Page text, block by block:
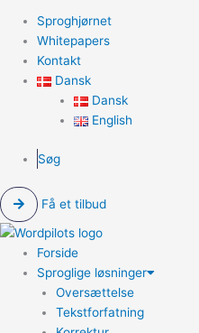
Sproghjørnet
Whitepapers
Kontakt
Dansk
Dansk
English
Søg
Få et tilbud
Forside
Sproglige løsninger
Oversættelse
Tekstforfatning